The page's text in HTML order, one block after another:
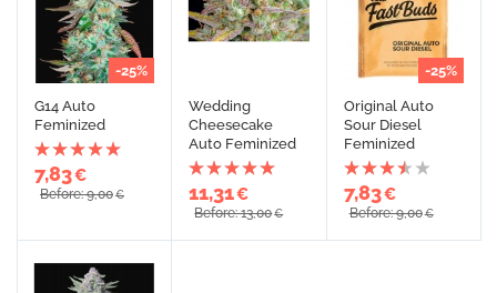
-25%
G14 Auto
Feminized
7,83€
Before: 9,00€
Wedding
Cheesecake
Auto Feminized
11,31€
Before: 13,00€
-25%
Original Auto
Sour Diesel
Feminized
7,83€
Before: 9,00€